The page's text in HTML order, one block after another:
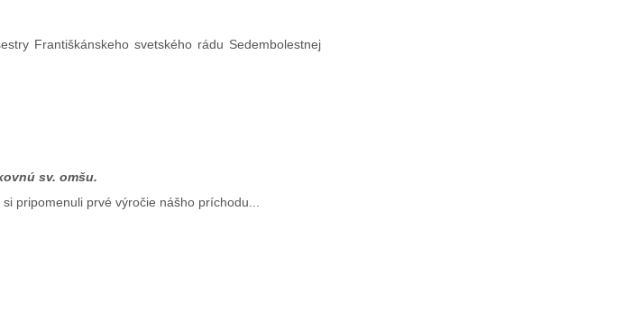
Františkánskeho svetského rádu Sedembolestnej
sv. omšu.
pripomenuli prvé výročie nášho príchodu...